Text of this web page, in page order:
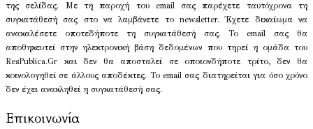
της σελίδας. Με τη παροχή του email σας παρέχετε ταυτόχρονα τη
συγκατάθεσή σας στο να λαμβάνετε το newsletter. Έχετε δικαίωμα να
ανακαλέσετε οποτεδήποτε τη συγκατάθεσή σας. Το email σας θα
αποθηκευτεί στην ηλεκτρονική βάση δεδομένων που τηρεί η ομάδα του
ResPublica.Gr και δεν θα αποσταλεί σε οποιονδήποτε τρίτο, δεν θα
κοινολογηθεί σε άλλους αποδέκτες. Το email σας διατηρείται για όσο χρόνο
δεν έχει ανακληθεί η συγκατάθεσή σας.
Επικοινωνία